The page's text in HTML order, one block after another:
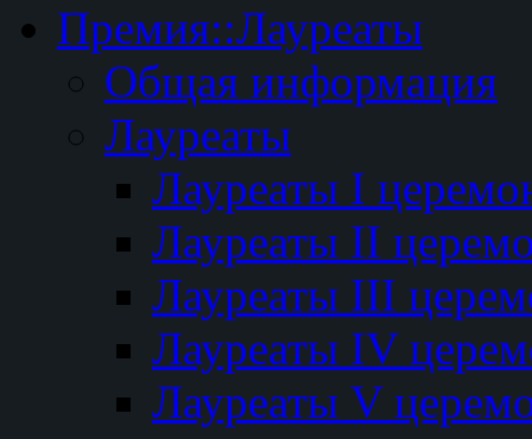
Премия::Лауреаты
Общая информация
Лауреаты
Лауреаты I
Лауреаты II
Лауреаты III
Лауреаты IV
Лауреаты V